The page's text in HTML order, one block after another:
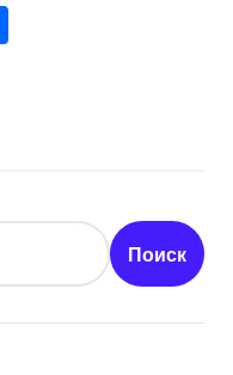
Поиск